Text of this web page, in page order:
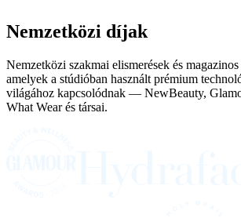
Nemzetközi díjak
Nemzetközi szakmai elismerések és
amelyek a stúdióban használt prémium
világához kapcsolódnak — NewBeauty,
What Wear és társai.